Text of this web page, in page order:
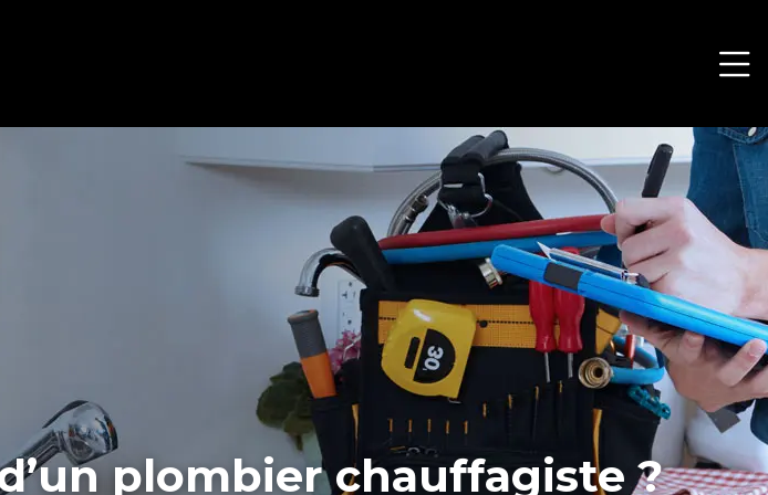
plombier chauffagiste ?